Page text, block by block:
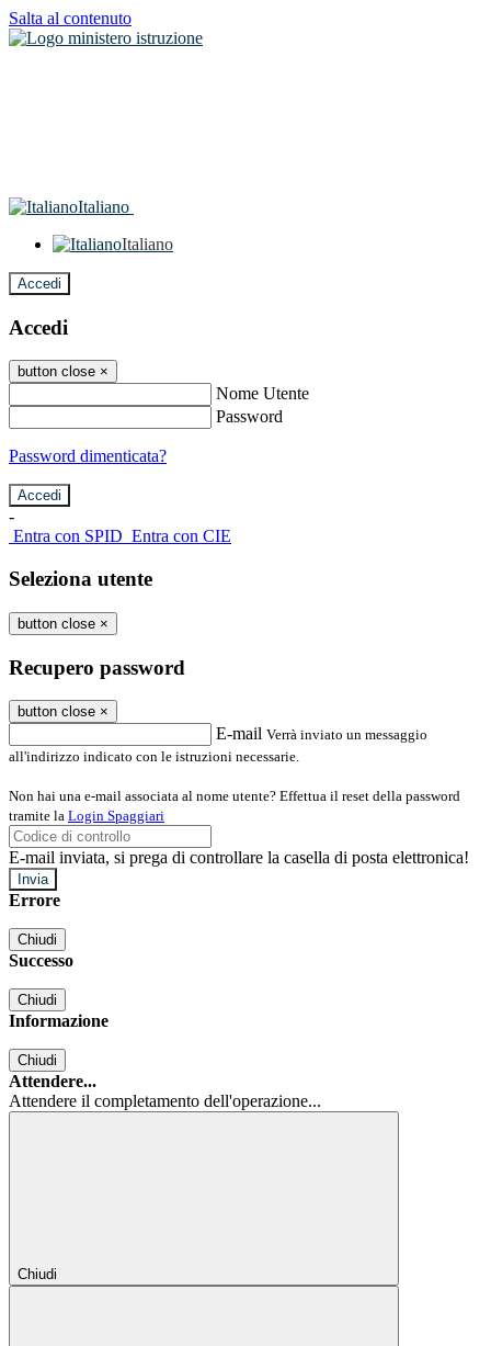
Salta al contenuto
Italiano
Italiano
Accedi
Accedi
button close ×
Nome Utente
Password
Password dimenticata?
-
Entra con SPID Entra con CIE
Seleziona utente
button close ×
Recupero password
button close ×
E-mail Verrà inviato un messaggio
all'indirizzo indicato con le istruzioni necessarie.
Non hai una e-mail associata al nome utente? Effettua il reset della password
tramite la Login Spaggiari
E-mail inviata, si prega di controllare la casella di posta elettronica!
Errore
Chiudi
Successo
Chiudi
Informazione
Chiudi
Attendere...
Attendere il completamento dell'operazione...
Chiudi